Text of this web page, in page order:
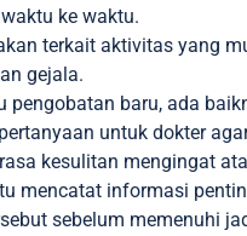
ke waktu.
terkait aktivitas yang
gejala.
pengobatan baru, ada
untuk dokter
kesulitan mengingat
mencatat informasi
sebelum memenuhi